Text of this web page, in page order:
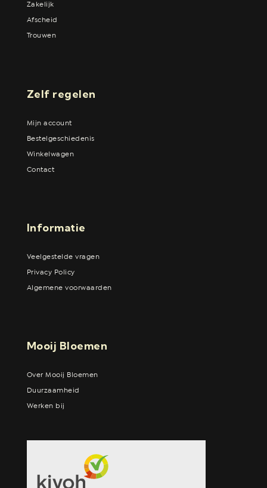
Zakelijk
Afscheid
Trouwen
Zelf regelen
Mijn account
Bestelgeschiedenis
Winkelwagen
Contact
Informatie
Veelgestelde vragen
Privacy Policy
Algemene voorwaarden
Mooij Bloemen
Over Mooij Bloemen
Duurzaamheid
Werken bij